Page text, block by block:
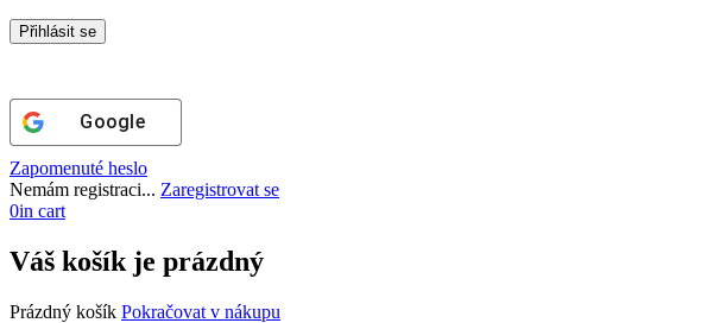
Google
Zapomenuté heslo
Nemám registraci... Zaregistrovat se
0in cart
Váš košík je prázdný
Prázdný košík Pokračovat v nákupu